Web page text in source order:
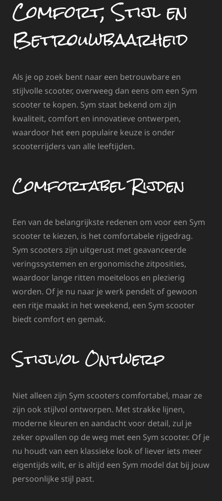
Comfort, Stijl en
Betrouwbaarheid
Als je op zoek bent naar een betrouwbare en
stijlvolle scooter, overweeg dan eens om een Sym
scooter te kopen. Sym staat bekend om zijn
kwaliteit, comfort en innovatieve ontwerpen,
waardoor het een populaire keuze is onder
scooterrijders van alle leeftijden.
Comfortabel Rijden
Een van de belangrijkste redenen om voor een Sym
scooter te kiezen, is het comfortabele rijgedrag.
Sym scooters zijn uitgerust met geavanceerde
veringssystemen en ergonomische zitposities,
waardoor lange ritten moeiteloos en plezierig
worden. Of je nu naar je werk pendelt of gewoon
een ritje maakt in het weekend, een Sym scooter
biedt comfort en gemak.
Stijlvol Ontwerp
Niet alleen zijn Sym scooters comfortabel, maar ze
zijn ook stijlvol ontworpen. Met strakke lijnen,
moderne kleuren en aandacht voor detail, zul je
zeker opvallen op de weg met een Sym scooter. Of je
nu houdt van een klassieke look of liever iets meer
eigentijds wilt, er is altijd een Sym model dat bij jouw
persoonlijke stijl past.